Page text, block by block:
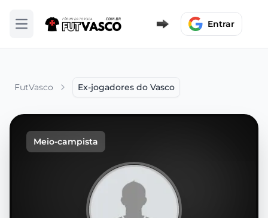
Abrir menu Entrar
FutVasco Ex-jogadores do Vasco
Meio-campista